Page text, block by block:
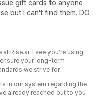
gift cards to anyone
but I can't find them. DO
at Rise.ai. I see you're using
your long-term
we strive for.
in our system regarding the
already reached out to you